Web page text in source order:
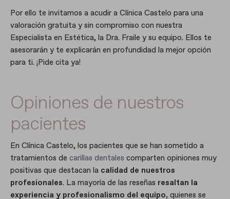
Por ello te invitamos a acudir a Clínica Castelo para una
valoración gratuita y sin compromiso con nuestra
Especialista en Estética, la Dra. Fraile y su equipo. Ellos te
asesorarán y te explicarán en profundidad la mejor opción
para ti. ¡Pide cita ya!
Opiniones de nuestros
pacientes
En Clínica Castelo, los pacientes que se han sometido a
tratamientos de carillas dentales comparten opiniones muy
positivas que destacan la calidad de nuestros
profesionales. La mayoría de las reseñas resaltan la
experiencia y profesionalismo del equipo, quienes se